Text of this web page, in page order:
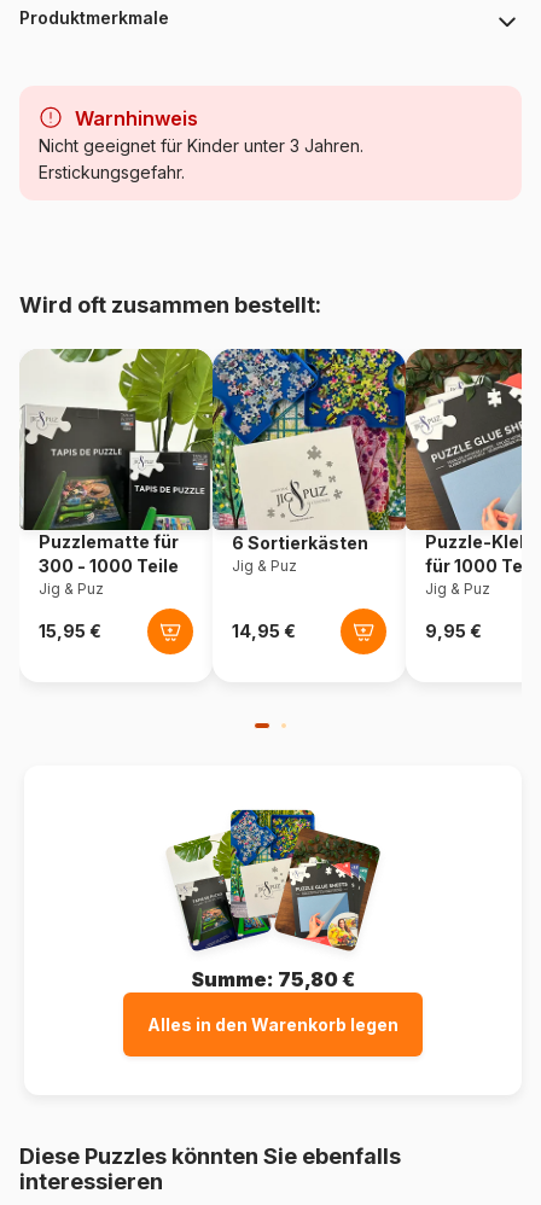
Produktmerkmale
Kategorie
Puzzle - Dekoration und
Herkunft Frankreich
Artikelnummer Alipson-Puzzle-F-50144
EAN 3667232501445
Teileanzahl 1000 Teile
Maße 69 x 48 cm
Warnhinweis
Nicht geeignet für Kinder unter 3 Jahren.
Erstickungsgefahr.
Wird oft zusammen bestellt:
Puzzlematte für
300 - 1000 Teile
Jig & Puz
6 Sortierkästen
Jig & Puz
Puzzle-
für 1000
Jig & Puz
Summe: 75,80 €
Alles in den Warenkorb legen
Diese Puzzles könnten Sie ebenfalls
interessieren